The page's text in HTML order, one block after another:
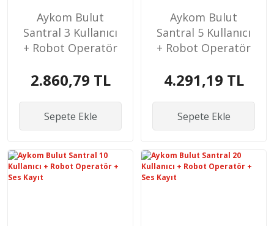
Aykom Bulut
Santral 3 Kullanıcı
+ Robot Operatör
2.860,79 TL
Sepete Ekle
Aykom Bulut
Santral 5 Kullanıcı
+ Robot Operatör
4.291,19 TL
Sepete Ekle